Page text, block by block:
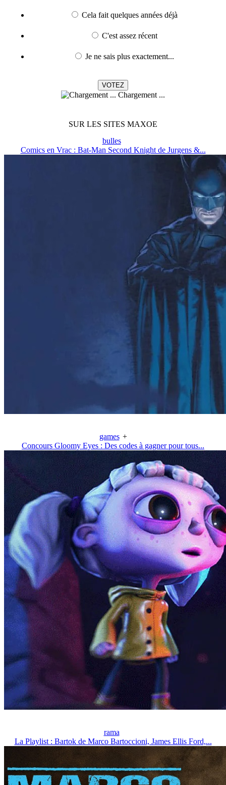
Cela fait quelques années déjà
C'est assez récent
Je ne sais plus exactement...
Chargement ...
SUR LES SITES MAXOE
bulles
Comics en Vrac : Bat-Man Second Knight de Jurgens &...
games +
Concours Gloomy Eyes : Des codes à gagner pour tous...
rama
La Playlist : Bartok de Marco Bartoccioni, James Ellis Ford,...